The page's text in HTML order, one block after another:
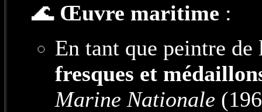
🌊 Œuvre maritime :
En tant que peintre
fresques et
Marine Nationale